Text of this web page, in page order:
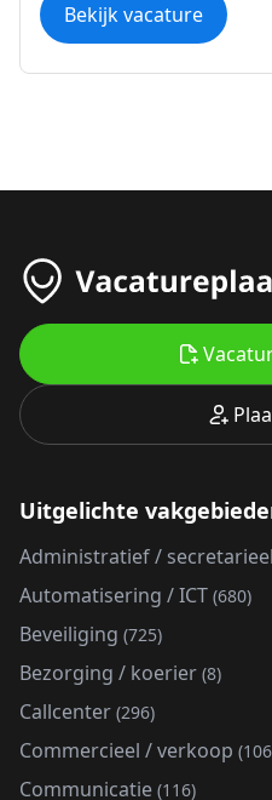
Bekijk vacature
Uitgelichte
Administratief / secretarieel
Automatisering / ICT (680)
Beveiliging (725)
Bezorging / koerier (8)
Callcenter (296)
Commercieel / verkoop
Communicatie (116)